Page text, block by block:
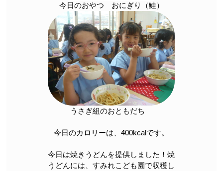
今日のおやつ おにぎり（鮭）
うさぎ組のおともだち
今日のカロリーは、400kcalです。
今日は焼きうどんを提供しました！焼
うどんには、すみれこども園で収穫し